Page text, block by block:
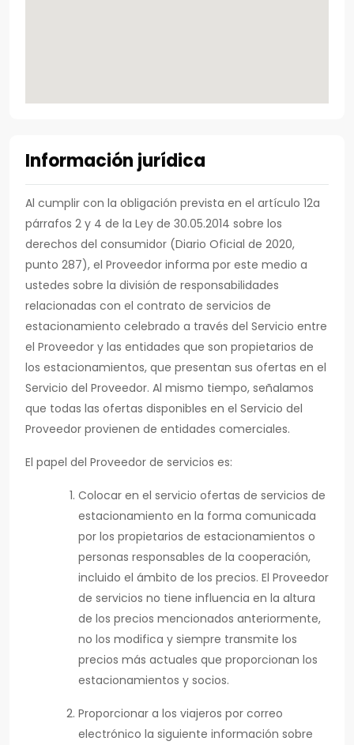
Información jurídica
Al cumplir con la obligación prevista en el artículo 12a
párrafos 2 y 4 de la Ley de 30.05.2014 sobre los
derechos del consumidor (Diario Oficial de 2020,
punto 287), el Proveedor informa por este medio a
ustedes sobre la división de responsabilidades
relacionadas con el contrato de servicios de
estacionamiento celebrado a través del Servicio entre
el Proveedor y las entidades que son propietarios de
los estacionamientos, que presentan sus ofertas en el
Servicio del Proveedor. Al mismo tiempo, señalamos
que todas las ofertas disponibles en el Servicio del
Proveedor provienen de entidades comerciales.
El papel del Proveedor de servicios es:
Colocar en el servicio ofertas de servicios de
estacionamiento en la forma comunicada
por los propietarios de estacionamientos o
personas responsables de la cooperación,
incluido el ámbito de los precios. El Proveedor
de servicios no tiene influencia en la altura
de los precios mencionados anteriormente,
no los modifica y siempre transmite los
precios más actuales que proporcionan los
estacionamientos y socios.
Proporcionar a los viajeros por correo
electrónico la siguiente información sobre